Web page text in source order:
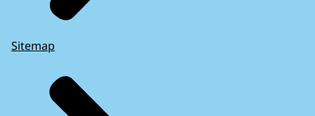
Sitemap